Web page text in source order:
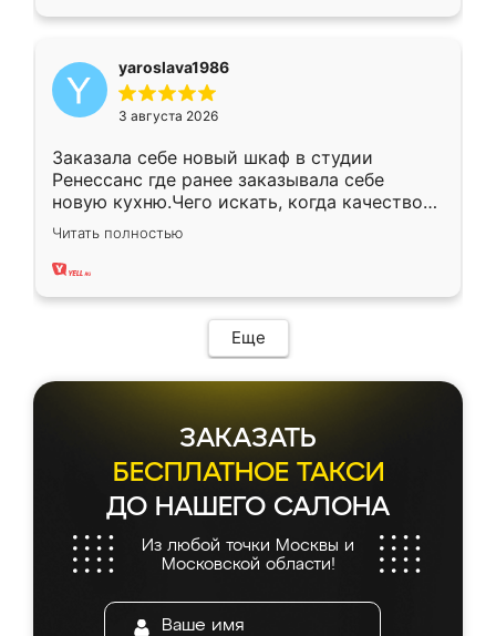
yaroslava1986
3 августа 2026
Заказала себе новый шкаф в студии
Ренессанс где ранее заказывала себе
новую кухню.Чего искать, когда качеством
вполне довольна. Служит кухня уже почти
два года, нареканий нет.
Читать полностью
Еще
ЗАКАЗАТЬ
БЕСПЛАТНОЕ ТАКСИ
ДО НАШЕГО САЛОНА
Из любой точки Москвы и
Московской области!